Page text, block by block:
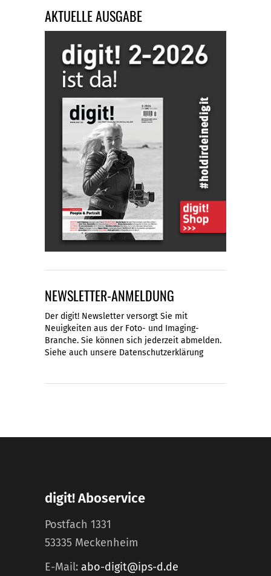
AKTUELLE AUSGABE
NEWSLETTER-ANMELDUNG
Der digit! Newsletter versorgt Sie mit
Neuigkeiten aus der Foto- und Imaging-
Branche. Sie können sich jederzeit abmelden.
Siehe auch unsere Datenschutzerklärung
digit! Aboservice
Postfach 1331
53335 Meckenheim
E-Mail: abo-digit@ips-d.de